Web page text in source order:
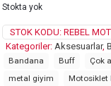
Stokta yok
STOK KODU: REBEL
Kategoriler: Aksesuarlar,
Bandana Buff Çok
metal giyim
Motosiklet